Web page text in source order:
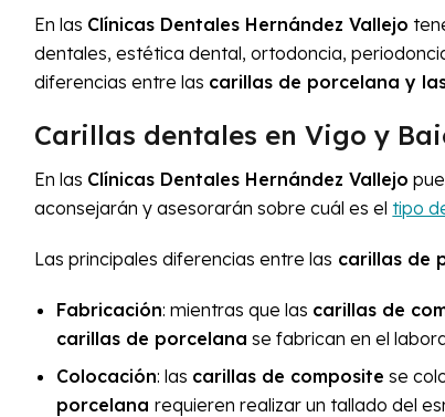
En las Clínicas Dentales Hernández Vallejo
dentales, estética dental, ortodoncia,
diferencias entre las carillas de porcelana y
Carillas dentales en Vigo y
En las Clínicas Dentales Hernández Vallejo
aconsejarán y asesorarán sobre cuál es el tipo
Las principales diferencias entre las carillas de
Fabricación: mientras que las carillas de
carillas de porcelana se fabrican en el
Colocación: las carillas de composite se
porcelanarequieren realizar un tallado del